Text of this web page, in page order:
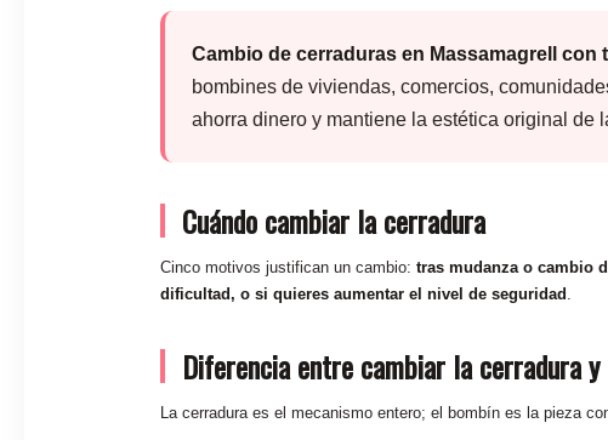
Cambio de cerraduras en Massamagrell con
bombines de viviendas, comercios,
ahorra dinero y mantiene la estética original de
Cuándo cambiar la cerradura
Cinco motivos justifican un cambio: tras mudanza o cambio
dificultad, o si quieres aumentar el nivel de seguridad
Diferencia entre cambiar la cerradura
La cerradura es el mecanismo entero; el bombín es la pieza